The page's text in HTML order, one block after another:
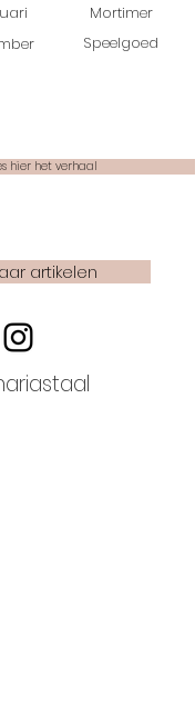
artikelen
Mortimer
Speelgoed
hier het verhaal